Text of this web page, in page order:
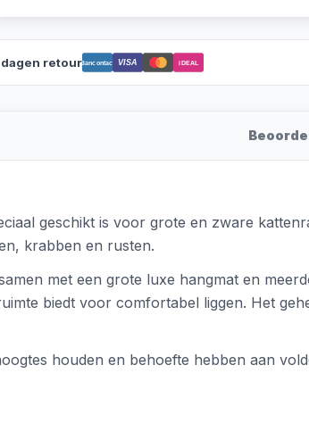
dagen retourBancontact VISA iDEAL
geschikt is voor grote en zware
krabben en rusten.
met een grote luxe hangmat en
biedt voor comfortabel liggen. Het
houden en behoefte hebben aan